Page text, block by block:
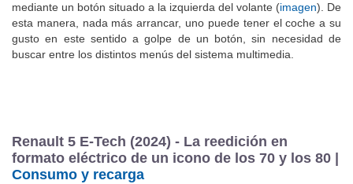
mediante un botón situado a la izquierda del volante (imagen). De
esta manera, nada más arrancar, uno puede tener el coche a su
gusto en este sentido a golpe de un botón, sin necesidad de
buscar entre los distintos menús del sistema multimedia.
Renault 5 E-Tech (2024) - La reedición en
formato eléctrico de un icono de los 70 y los 80 |
Consumo y recarga